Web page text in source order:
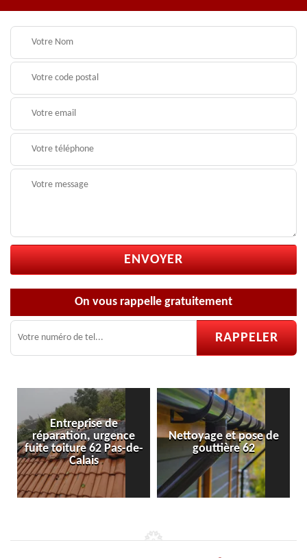
On vous rappelle gratuitement
Entreprise de
urgence
62 Pas-de-
Calais
Nettoyage et pose de
gouttière 62
Pose et